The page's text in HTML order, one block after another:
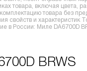
товара, включая
товара без
свойств и
в России: Миле DA6700D
BRWS